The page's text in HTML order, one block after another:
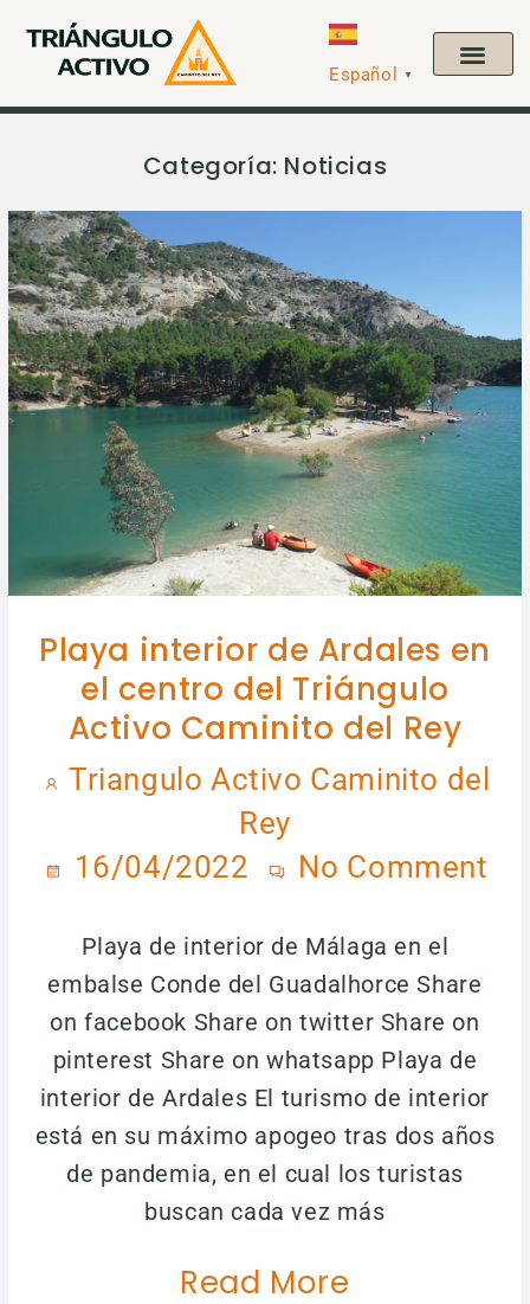
Español ▼
Categoría: Noticias
Playa interior de Ardales en
el centro del Triángulo
Activo Caminito del Rey
Triangulo Activo Caminito del
Rey
16/04/2022
No Comment
Playa de interior de Málaga en el
embalse Conde del Guadalhorce Share
on facebook Share on twitter Share on
pinterest Share on whatsapp Playa de
interior de Ardales El turismo de interior
está en su máximo apogeo tras dos años
de pandemia, en el cual los turistas
buscan cada vez más
Read More